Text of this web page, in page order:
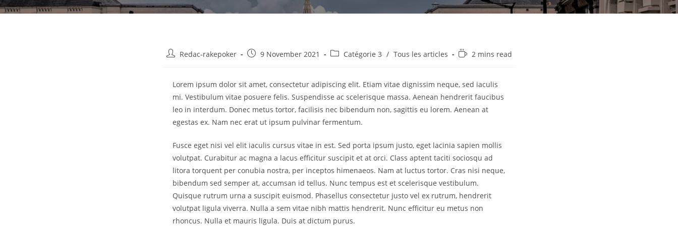
Post Redac-rakepoker
Post9 November 2021
Post Catégorie 3 / Tous les articles
Reading2 mins read
Lorem ipsum dolor sit amet, consectetur adipiscing elit. Etiam vitae dignissim neque, sed iaculis
mi. Vestibulum vitae posuere felis. Suspendisse ac scelerisque massa. Aenean hendrerit faucibus
leo in interdum. Donec metus tortor, facilisis nec bibendum non, sagittis eu lorem. Aenean at
egestas ex. Nam nec erat ut ipsum pulvinar fermentum.
Fusce eget nisi vel elit iaculis cursus vitae in est. Sed porta ipsum justo, eget lacinia sapien mollis
volutpat. Curabitur ac magna a lacus efficitur suscipit et at orci. Class aptent taciti sociosqu ad
litora torquent per conubia nostra, per inceptos himenaeos. Nam at luctus tortor. Cras nisi neque,
bibendum sed semper at, accumsan id tellus. Nunc tempus est et scelerisque vestibulum.
Quisque rutrum urna a suscipit euismod. Phasellus consectetur justo vel ex rutrum, hendrerit
volutpat ligula viverra. Nulla a sem vitae nibh mattis hendrerit. Nunc efficitur eu metus non
rhoncus. Nulla et mauris ligula. Duis at dictum purus.